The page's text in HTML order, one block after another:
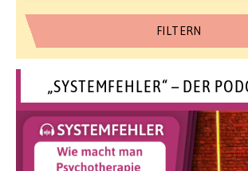
„SYSTEMFEHLER“ – DER